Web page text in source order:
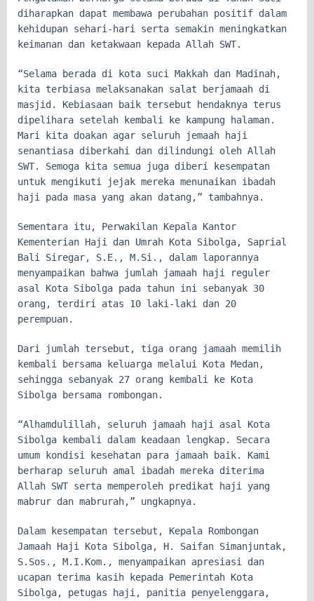
diharapkan dapat membawa perubahan positif dalam
kehidupan sehari-hari serta semakin meningkatkan
keimanan dan ketakwaan kepada Allah SWT.
“Selama berada di kota suci Makkah dan Madinah,
kita terbiasa melaksanakan salat berjamaah di
masjid. Kebiasaan baik tersebut hendaknya terus
dipelihara setelah kembali ke kampung halaman.
Mari kita doakan agar seluruh jemaah haji
senantiasa diberkahi dan dilindungi oleh Allah
SWT. Semoga kita semua juga diberi kesempatan
untuk mengikuti jejak mereka menunaikan ibadah
haji pada masa yang akan datang,” tambahnya.
Sementara itu, Perwakilan Kepala Kantor
Kementerian Haji dan Umrah Kota Sibolga, Saprial
Bali Siregar, S.E., M.Si., dalam laporannya
menyampaikan bahwa jumlah jamaah haji reguler
asal Kota Sibolga pada tahun ini sebanyak 30
orang, terdiri atas 10 laki-laki dan 20
perempuan.
Dari jumlah tersebut, tiga orang jamaah memilih
kembali bersama keluarga melalui Kota Medan,
sehingga sebanyak 27 orang kembali ke Kota
Sibolga bersama rombongan.
“Alhamdulillah, seluruh jamaah haji asal Kota
Sibolga kembali dalam keadaan lengkap. Secara
umum kondisi kesehatan para jamaah baik. Kami
berharap seluruh amal ibadah mereka diterima
Allah SWT serta memperoleh predikat haji yang
mabrur dan mabrurah,” ungkapnya.
Dalam kesempatan tersebut, Kepala Rombongan
Jamaah Haji Kota Sibolga, H. Saifan Simanjuntak,
S.Sos., M.I.Kom., menyampaikan apresiasi dan
ucapan terima kasih kepada Pemerintah Kota
Sibolga, petugas haji, panitia penyelenggara,